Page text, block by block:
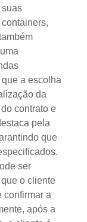
suas
a escolha
da
contrato e
pela
que
ser
o cliente
confirmar a
após a